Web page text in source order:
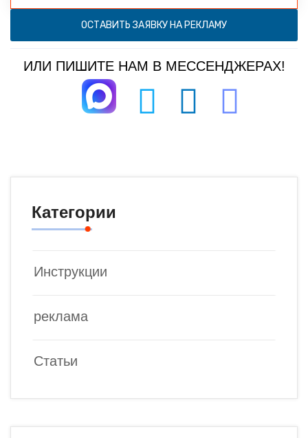
ОСТАВИТЬ ЗАЯВКУ НА РЕКЛАМУ
ИЛИ ПИШИТЕ НАМ В МЕССЕНДЖЕРАХ!
Категории
Инструкции
реклама
Статьи